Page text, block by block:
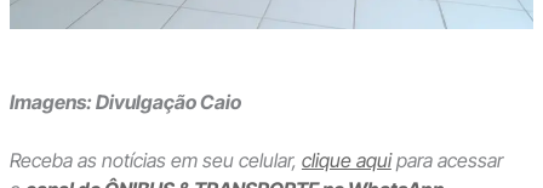
Imagens: Divulgação Caio
Receba as notícias em seu celular, clique aquipara acessar